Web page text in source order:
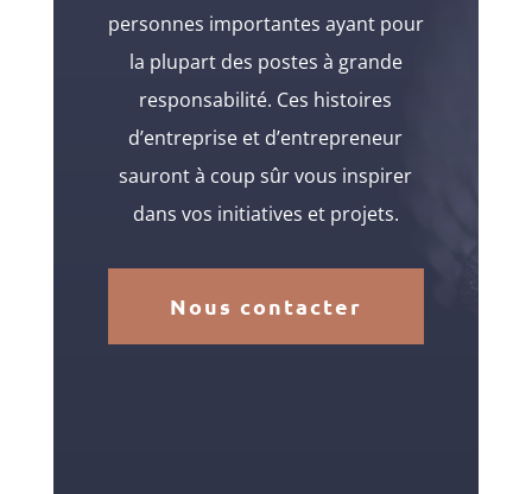
personnes importantes ayant pour
la plupart des postes à grande
responsabilité. Ces histoires
d’entreprise et d’entrepreneur
sauront à coup sûr vous inspirer
dans vos initiatives et projets.
Nous contacter